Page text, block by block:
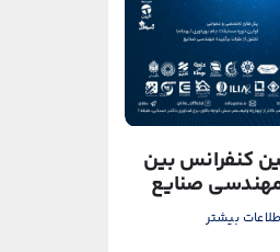
بیستمین کنفرانس بین
المللی مهندسی صنایع